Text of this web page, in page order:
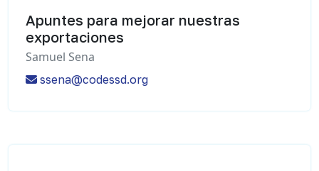
Apuntes para mejorar nuestras
exportaciones
Samuel Sena
ssena@codessd.org